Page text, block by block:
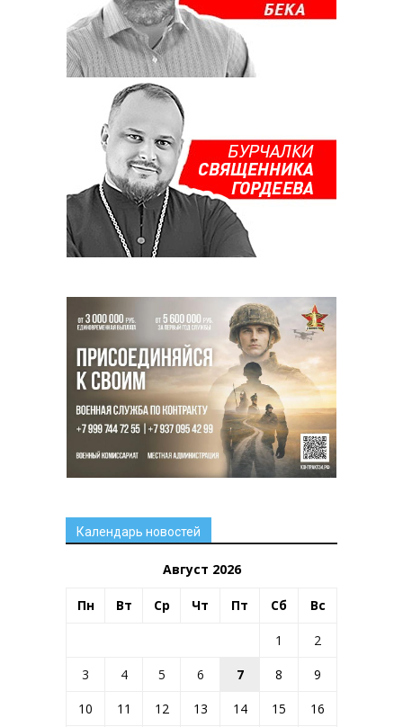
Календарь новостей
Август 2026
Пн Вт Ср Чт Пт Сб Вс
1
2
3
4 5 6 7 8
9
10
11 12 13 14 15
16